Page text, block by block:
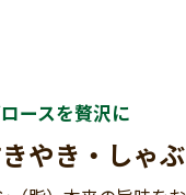
ースを贅沢に
やき・しゃ